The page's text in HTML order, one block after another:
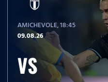
AMICHEVOLE, 18:45
09.08.26
VS